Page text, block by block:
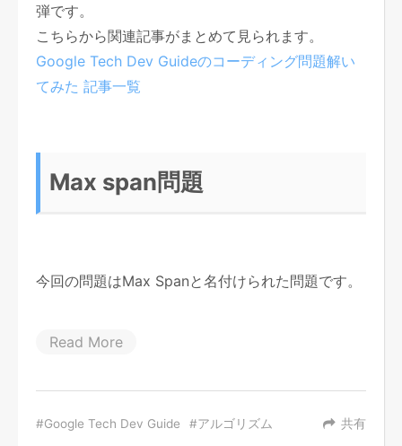
弾です。
こちらから関連記事がまとめて見られます。
Google Tech Dev Guideのコーディング問題解い
てみた 記事一覧
Max span問題
今回の問題はMax Spanと名付けられた問題です。
Read More
共有
Google Tech Dev Guide アルゴリズム